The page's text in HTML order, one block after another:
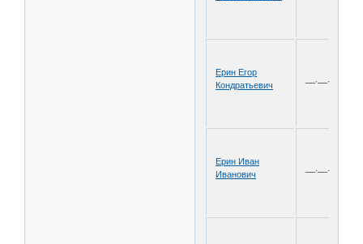
Ерин Егор
Кондратьевич
Ерин Иван
Иванович